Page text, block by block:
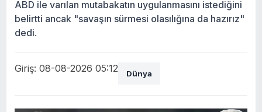
ABD ile varılan mutabakatın uygulanmasını istediğini
belirtti ancak "savaşın sürmesi olasılığına da hazırız"
dedi.
Giriş: 08-08-2026 05:12 Dünya